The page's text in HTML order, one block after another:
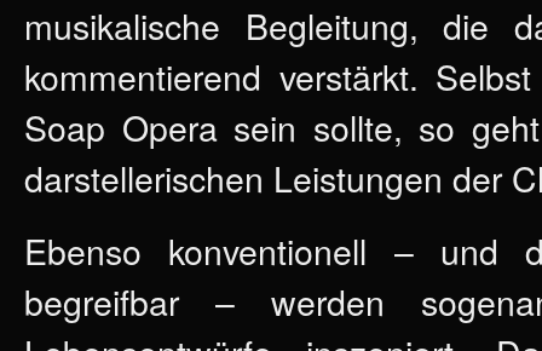
musikalische Begleitung, die
kommentierend verstärkt.
Soap Opera sein sollte, so
darstellerischen Leistungen der
Ebenso konventionell – und
begreifbar – werden